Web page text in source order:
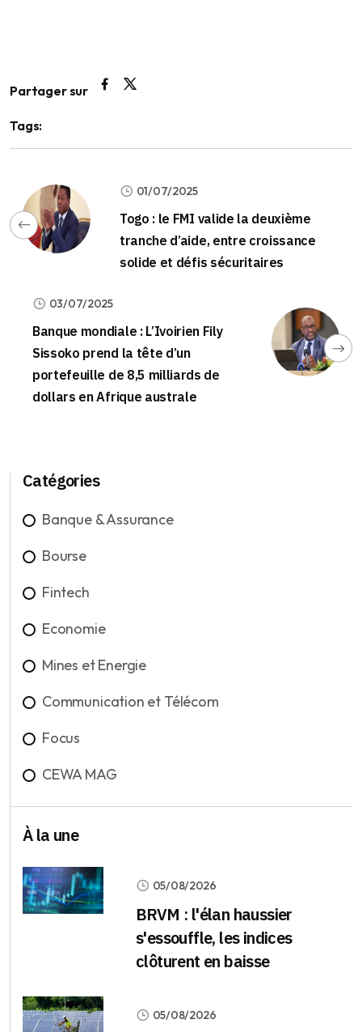
Partager sur
Tags:
01/07/2025
Togo : le FMI valide la deuxième
tranche d’aide, entre croissance
solide et défis sécuritaires
03/07/2025
Banque mondiale : L’Ivoirien Fily
Sissoko prend la tête d’un
portefeuille de 8,5 milliards de
dollars en Afrique australe
Catégories
Banque & Assurance
Bourse
Fintech
Economie
Mines et Energie
Communication et Télécom
Focus
CEWA MAG
À la une
05/08/2026
BRVM : l'élan haussier
s'essouffle, les indices
clôturent en baisse
05/08/2026